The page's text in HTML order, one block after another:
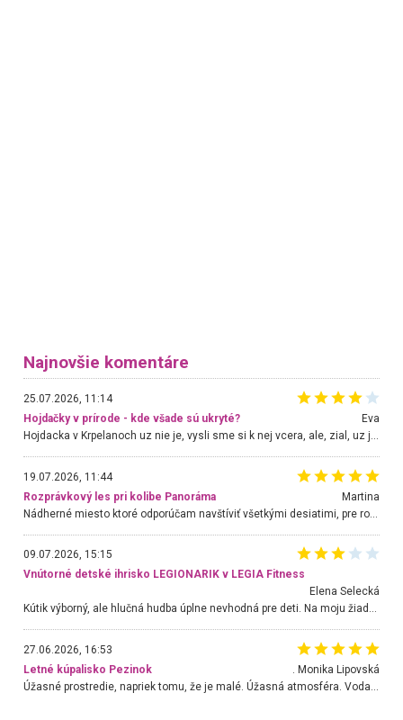
Najnovšie komentáre
25.07.2026, 11:14
Hojdačky v prírode - kde všade sú ukryté?
Eva
Hojdacka v Krpelanoch uz nie je, vysli sme si k nej vcera, ale, zial, uz je znicena. Ak sem planujete cestu len kvoli hojdacke, mozete si ju usetrit. Krasny vyhlad je tu vsak aj bez hojdacky :-)
19.07.2026, 11:44
Rozprávkový les pri kolibe Panoráma
Martina
Nádherné miesto ktoré odporúčam navštíviť všetkými desiatimi, pre rodiny s deťmi, dôchodcom... Proste a jednoducho ozaj rozprávkový les.. určite ešte prídeme. Odniesli sme si na pamiatku krásne tričká,
09.07.2026, 15:15
Vnútorné detské ihrisko LEGIONARIK v LEGIA Fitness
Elena Selecká
Kútik výborný, ale hlučná hudba úplne nevhodná pre deti. Na moju žiadosť o aspoň sušenie nereagovali.
27.06.2026, 16:53
Letné kúpalisko Pezinok
. Monika Lipovská
Úžasné prostredie, napriek tomu, že je malé. Úžasná atmosféra. Voda fantastická a nádherná. Ľudí je pomerne veľa, ale su mili a ohľaduplní. Je veľmi zaujímavé sledovať, ako dokážu spolu športovať cudzí ľudia a bez ohľadu na vek. Vládne tu pohoda. Vnuka neviem dostať z vody. Ďakujem za krásny deň . Urcite sa sem vrátim. Jediný problém je s parkovaním, ale aj ten sa mi podarilo vyriešiť. Monika Bratislava